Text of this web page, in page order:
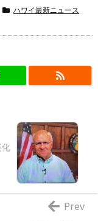
ハワイ最新ニュース
化
Prev